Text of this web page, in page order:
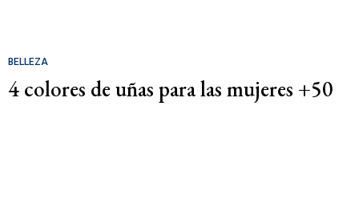
BELLEZA
4 colores de uñas para las mujeres +50